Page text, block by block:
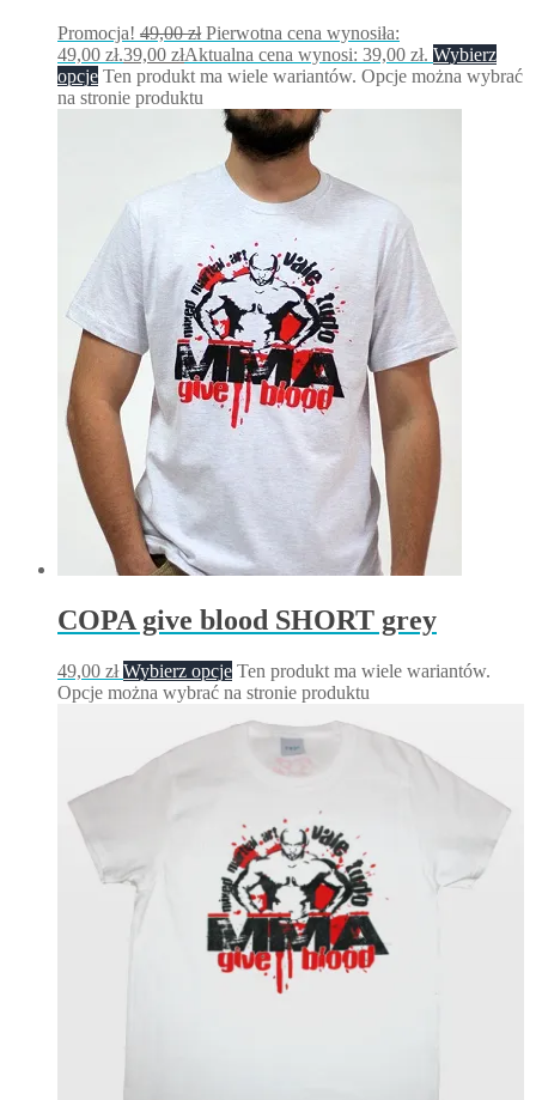
Promocja! 49,00zł Pierwotna cena wynosiła:
49,00 zł.39,00 złAktualna cena wynosi: 39,00 zł. Wybierz
opcje Ten produkt ma wiele wariantów. Opcje można wybrać
na stronie produktu
COPA give blood SHORT grey
49,00 zł Wybierz opcje Ten produkt ma wiele wariantów.
Opcje można wybrać na stronie produktu